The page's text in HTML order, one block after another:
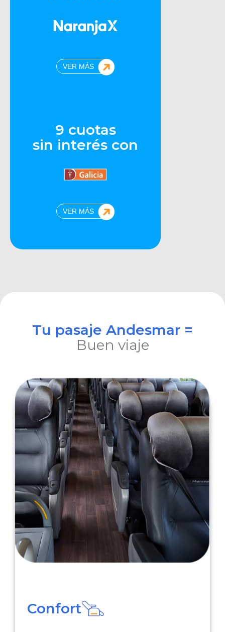
VER MÁS
9 cuotas
sin interés con
VER MÁS
Tu pasaje Andesmar =
Buen viaje
Confort